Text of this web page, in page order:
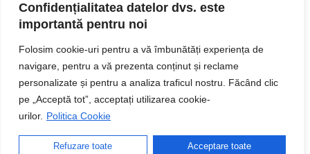
Confidențialitatea datelor dvs. este
importantă pentru noi
Folosim cookie-uri pentru a vă îmbunătăți experiența de
navigare, pentru a vă prezenta conținut și reclame
personalizate și pentru a analiza traficul nostru. Făcând clic
pe „Acceptă tot”, acceptați utilizarea cookie-
urilor. Politica Cookie
Refuzare toate Acceptare toate